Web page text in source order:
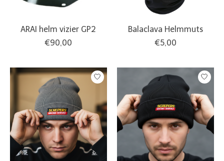
ARAI helm vizier GP2
€90,00
Balaclava Helmmuts
€5,00